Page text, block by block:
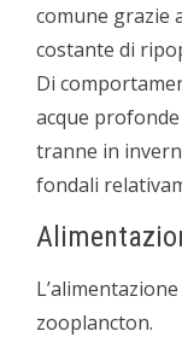
comune grazie
costante di
Di
acque
tranne in
fondali
zooplancton.